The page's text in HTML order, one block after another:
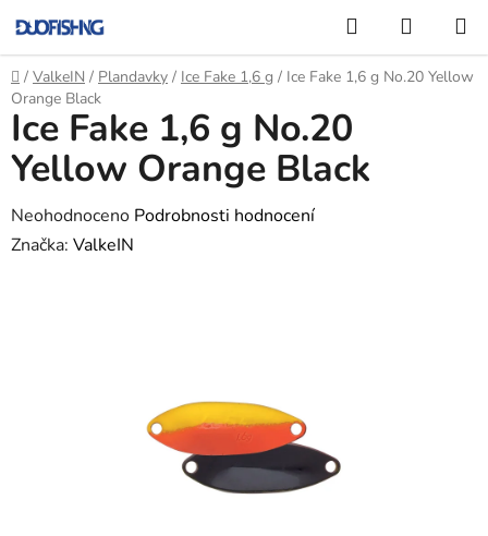
na
obsah
Hledat
KOŠÍK
Domů
/ ValkeIN / Plandavky / Ice Fake 1,6 g / Ice Fake 1,6 g No.20 Yellow
Orange Black
Ice Fake 1,6 g No.20
Yellow Orange Black
Průměrné
hodnocení
Neohodnoceno Podrobnosti hodnocení
Značka: ValkeIN